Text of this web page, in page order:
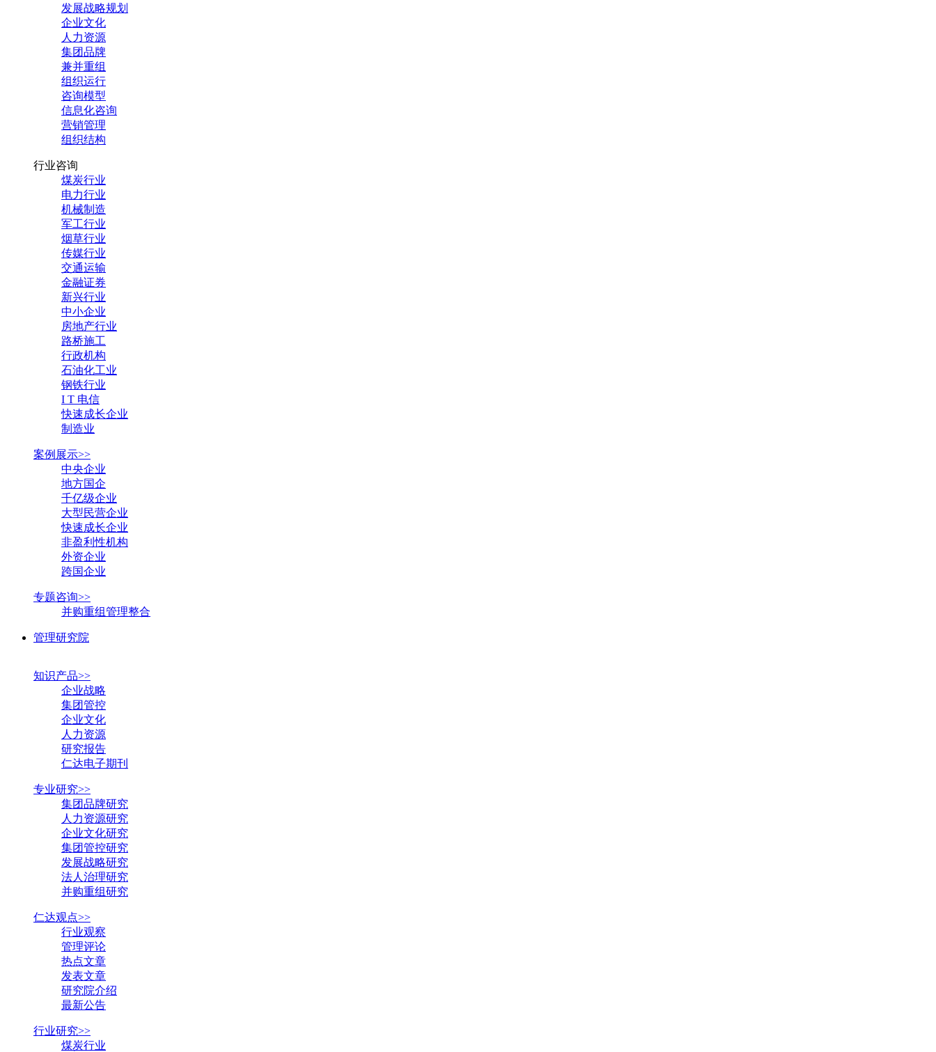
发展战略规划
企业文化
人力资源
集团品牌
兼并重组
组织运行
咨询模型
信息化咨询
营销管理
组织结构
行业咨询
煤炭行业
电力行业
机械制造
军工行业
烟草行业
传媒行业
交通运输
金融证券
新兴行业
中小企业
房地产行业
路桥施工
行政机构
石油化工业
钢铁行业
I T 电信
快速成长企业
制造业
案例展示>>
中央企业
地方国企
千亿级企业
大型民营企业
快速成长企业
非盈利性机构
外资企业
跨国企业
专题咨询>>
并购重组管理整合
管理研究院
知识产品>>
企业战略
集团管控
企业文化
人力资源
研究报告
仁达电子期刊
专业研究>>
集团品牌研究
人力资源研究
企业文化研究
集团管控研究
发展战略研究
法人治理研究
并购重组研究
仁达观点>>
行业观察
管理评论
热点文章
发表文章
研究院介绍
最新公告
行业研究>>
煤炭行业